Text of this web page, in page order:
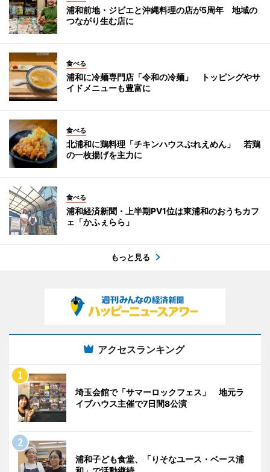
浦和前地・ジビエと沖縄料理の店が5周年 地域の
つながり生む店に
食べる
浦和に冷麺専門店「令和の冷麺」 トッピングやサ
イドメニューも豊富に
食べる
北浦和に鶏料理「チキンハウスぶれえめん」 若鶏
の一枚揚げを主力に
食べる
浦和経済新聞・上半期PV1位は東浦和のおうちカフ
ェ「かふぇらら」
もっと見る
アクセスランキング
埼玉会館で「サマーロックフェス」 地元ラ
イブハウス主催で7日間8公演
浦和子ども食堂、「りそなユース・ベース浦